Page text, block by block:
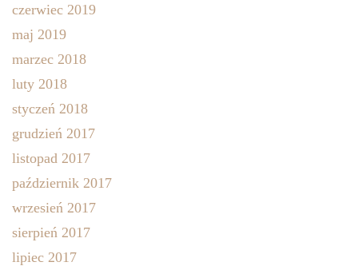
czerwiec 2019
maj 2019
marzec 2018
luty 2018
styczeń 2018
grudzień 2017
listopad 2017
październik 2017
wrzesień 2017
sierpień 2017
lipiec 2017